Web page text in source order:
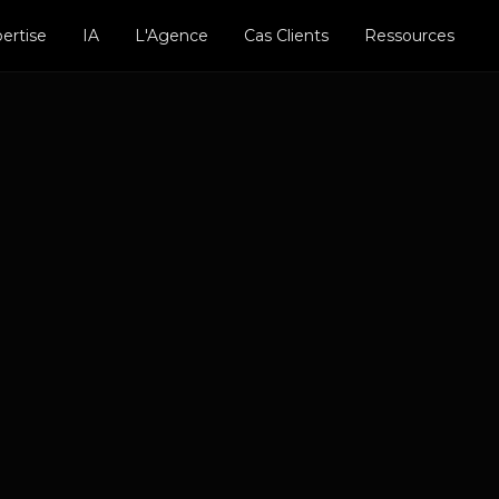
IA L'Agence Cas Clients Ressources